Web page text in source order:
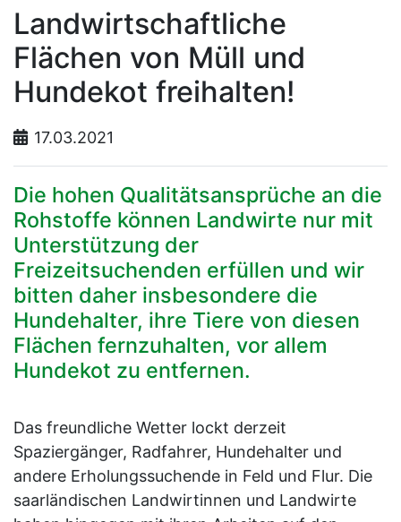
Landwirtschaftliche
Flächen von Müll und
Hundekot freihalten!
17.03.2021
Die hohen Qualitätsansprüche an die
Rohstoffe können Landwirte nur mit
Unterstützung der
Freizeitsuchenden erfüllen und wir
bitten daher insbesondere die
Hundehalter, ihre Tiere von diesen
Flächen fernzuhalten, vor allem
Hundekot zu entfernen.
Das freundliche Wetter lockt derzeit
Spaziergänger, Radfahrer, Hundehalter und
andere Erholungssuchende in Feld und Flur. Die
saarländischen Landwirtinnen und Landwirte